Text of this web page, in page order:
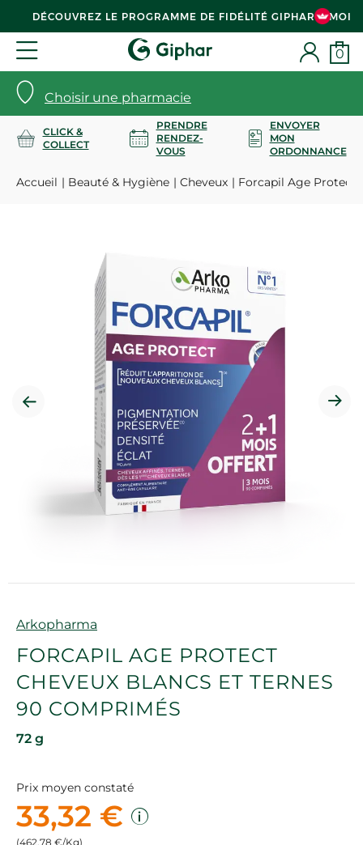
DÉCOUVREZ LE PROGRAMME DE FIDÉLITÉ GIPHAR & MOI
Choisir une pharmacie
0
CLICK &
COLLECT
PRENDRE
RENDEZ-
VOUS
ENVOYER
MON
ORDONNANCE
Accueil Beauté & Hygiène Cheveux Forcapil Age Protect
Marque
Arkopharma
FORCAPIL AGE PROTECT
CHEVEUX BLANCS ET TERNES
90 COMPRIMÉS
72 g
Prix moyen constaté
33,32 €
(462,78 €/Kg)